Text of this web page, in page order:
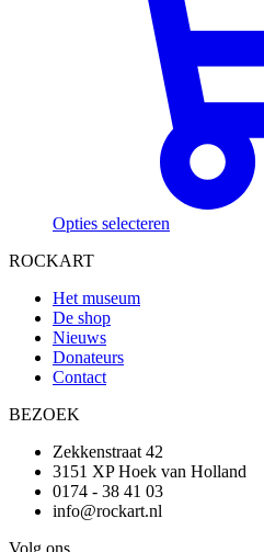
Opties selecteren
ROCKART
Het museum
De shop
Nieuws
Donateurs
Contact
BEZOEK
Zekkenstraat 42
3151 XP Hoek van Holland
0174 - 38 41 03
info@rockart.nl
Volg ons